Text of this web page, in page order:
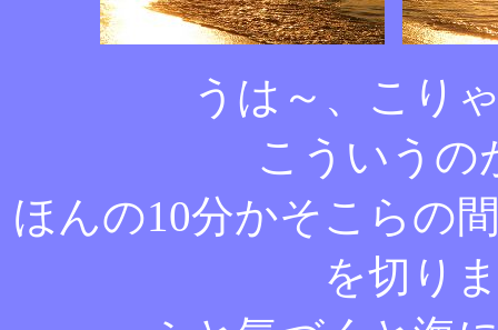
うは～、こり
こういうの
ほんの10分かそこらの
を切り